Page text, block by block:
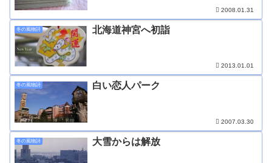
2008.01.31
冬の風物詩 北海道神宮へ初詣
2013.01.01
冬の風物詩 白い恋人パーク
2007.03.30
冬の風物詩 大雪からは解放